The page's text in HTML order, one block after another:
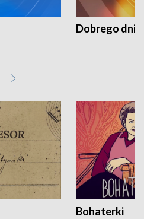
Dobrego dnia
Bohaterki